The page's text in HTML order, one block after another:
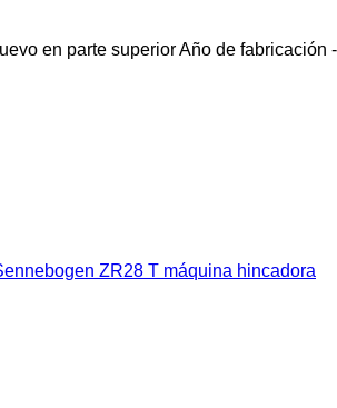
en parte superiorAño de fabricación -
ZR28 T máquina hincadora